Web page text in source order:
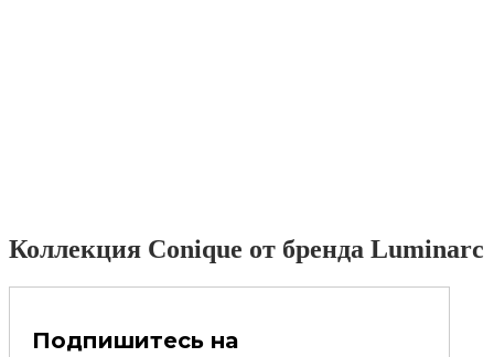
Коллекция Conique от бренда Luminarc
Подпишитесь на